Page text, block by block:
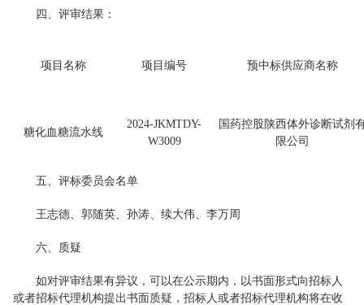
四、评审结果：
项目名称 项目编号 预中标供应商名称
糖化血糖流水线
2024-JKMTDY-
W3009
国药控股陕西体外诊断试剂
限公司
五、评标委员会名单
王志德、郭随英、孙涛、续大伟、李万周
六、质疑
如对评审结果有异议，可以在公示期内，以书面形式向招标人
或者招标代理机构提出书面质疑，招标人或者招标代理机构将在收